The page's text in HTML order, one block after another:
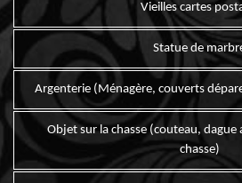
Vieilles cartes
Statue de
Argenterie (Ménagère, couverts
Objet sur la chasse (couteau, dague
chasse)